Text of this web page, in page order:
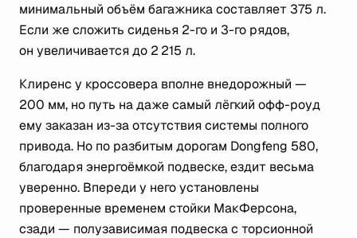
минимальный объём багажника составляет 375 л.
Если же сложить сиденья 2-го и 3-го рядов,
он увеличивается до 2 215 л.
Клиренс у кроссовера вполне внедорожный —
200 мм, но путь на даже самый лёгкий офф-роуд
ему заказан из-за отсутствия системы полного
привода. Но по разбитым дорогам Dongfeng 580,
благодаря энергоёмкой подвеске, ездит весьма
уверенно. Впереди у него установлены
проверенные временем стойки МакФерсона,
сзади — полузависимая подвеска с торсионной